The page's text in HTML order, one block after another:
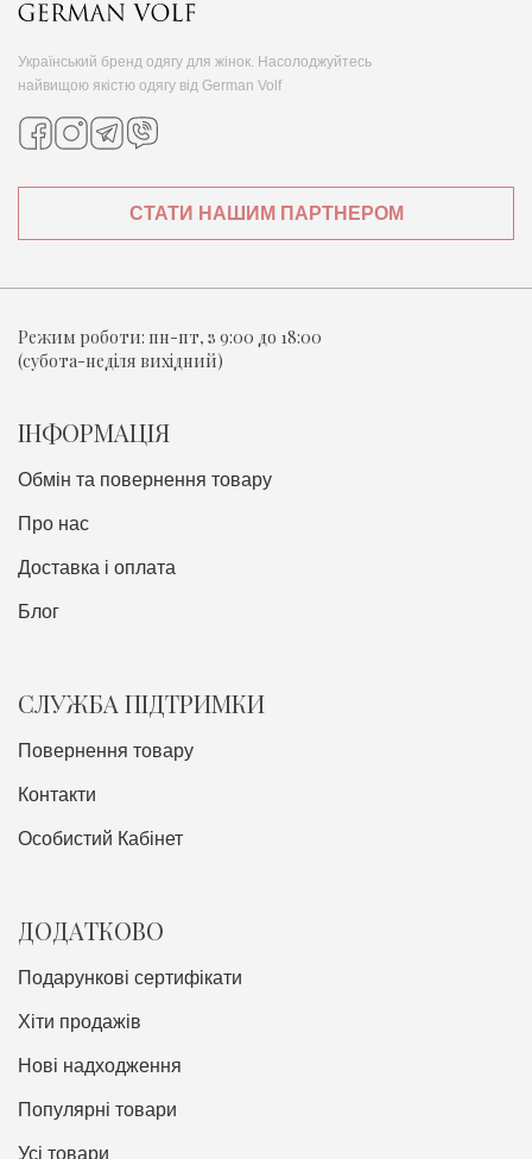
Український бренд одягу для жінок. Насолоджуйтесь
найвищою якістю одягу від German Volf
СТАТИ НАШИМ ПАРТНЕРОМ
Режим роботи: пн-пт, з 9:00 до 18:00
(субота-неділя вихідний)
ІНФОРМАЦІЯ
Обмін та повернення товару
Про нас
Доставка i оплата
Блог
СЛУЖБА ПІДТРИМКИ
Повернення товару
Контакти
Особистий Кабінет
ДОДАТКОВО
Подарункові сертифікати
Хіти продажів
Нові надходження
Популярні товари
Усі товари